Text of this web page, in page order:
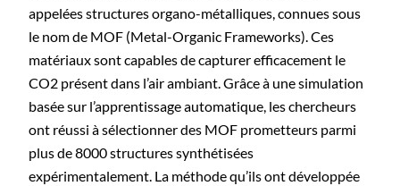
appelées structures organo-métalliques, connues sous
le nom de MOF (Metal-Organic Frameworks). Ces
matériaux sont capables de capturer efficacement le
CO2 présent dans l’air ambiant. Grâce à une simulation
basée sur l’apprentissage automatique, les chercheurs
ont réussi à sélectionner des MOF prometteurs parmi
plus de 8000 structures synthétisées
expérimentalement. La méthode qu’ils ont développée